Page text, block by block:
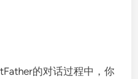
的对话过程中，你